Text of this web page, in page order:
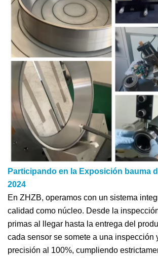
Participando en la Exposición bauma
2024
En ZHZB, operamos con un sistema
calidad como núcleo. Desde la
primas al llegar hasta la entrega del
cada sensor se somete a una inspección
precisión al 100%, cumpliendo